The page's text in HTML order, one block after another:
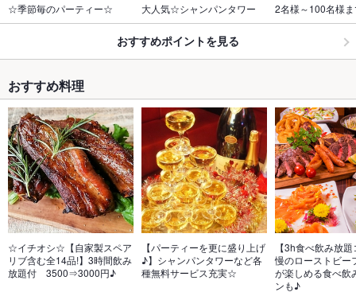
☆季節毎のパーティー☆ 大人気☆シャンパンタワー 2名様～100名様
おすすめポイントを見る
おすすめ料理
☆イチオシ☆【自家製スペア
リブ含む全14品!】3時間飲み
放題付　3500⇒3000円♪
【パーティーを更に盛り上げ
♪】シャンパンタワーなど各
種無料サービス充実☆
【3h食べ飲み放
慢のローストビー
が楽しめる食べ飲
ンも♪